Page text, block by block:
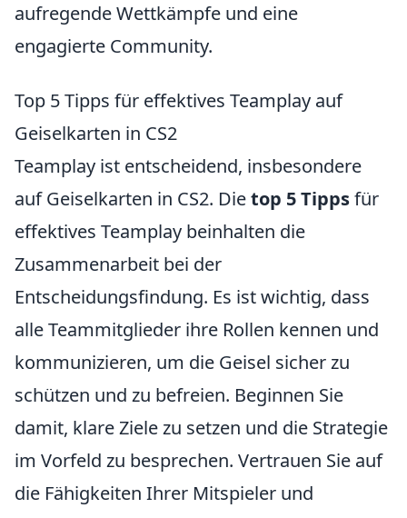
aufregende Wettkämpfe und eine
engagierte Community.
Top 5 Tipps für effektives Teamplay auf
Geiselkarten in CS2
Teamplay ist entscheidend, insbesondere
auf Geiselkarten in CS2. Dietop 5 Tippsfür
effektives Teamplay beinhalten die
Zusammenarbeit bei der
Entscheidungsfindung. Es ist wichtig, dass
alle Teammitglieder ihre Rollen kennen und
kommunizieren, um die Geisel sicher zu
schützen und zu befreien. Beginnen Sie
damit, klare Ziele zu setzen und die Strategie
im Vorfeld zu besprechen. Vertrauen Sie auf
die Fähigkeiten Ihrer Mitspieler und